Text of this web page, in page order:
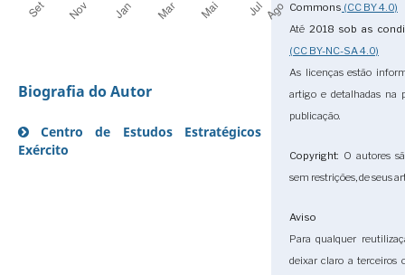
Biografia do Autor
Centro de Estudos Estratégicos do
Exército
Commons (CC BY 4.0)
Até 2018 sob as
(CC BY-NC-SA 4.0)
As licenças estão
artigo e detalhadas na
publicação.
Copyright: O autores
sem restrições, de seus
Aviso
Para qualquer
deixar claro a terceiros